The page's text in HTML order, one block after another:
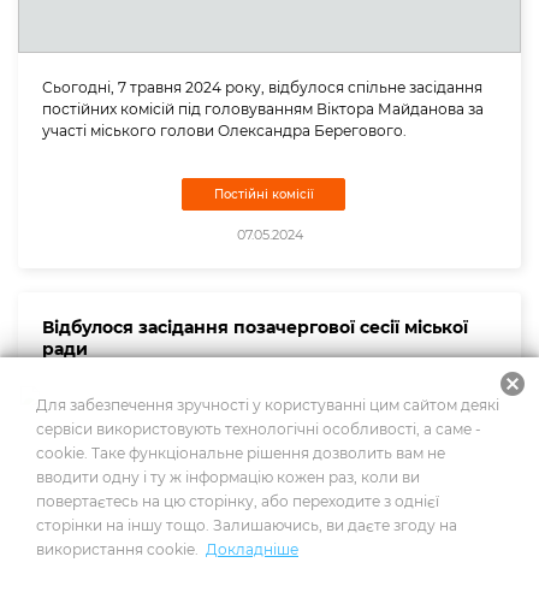
Сьогодні, 7 травня 2024 року, відбулося спільне засідання
постійних комісій під головуванням Віктора Майданова за
участі міського голови Олександра Берегового.
Постійні комісії
07.05.2024
Відбулося засідання позачергової сесії міської
ради
Для забезпечення зручності у користуванні цим сайтом деякі
сервіси використовують технологічні особливості, а саме -
cookie. Таке функціональне рішення дозволить вам не
вводити одну і ту ж інформацію кожен раз, коли ви
повертаєтесь на цю сторінку, або переходите з однієї
сторінки на іншу тощо. Залишаючись, ви даєте згоду на
використання cookie. Докладніше
cancel